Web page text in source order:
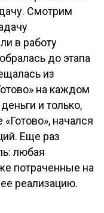
Смотрим
в работу
до этапа
из
на каждом
и только,
начался
Еще раз
любая
потраченные на
реализацию.